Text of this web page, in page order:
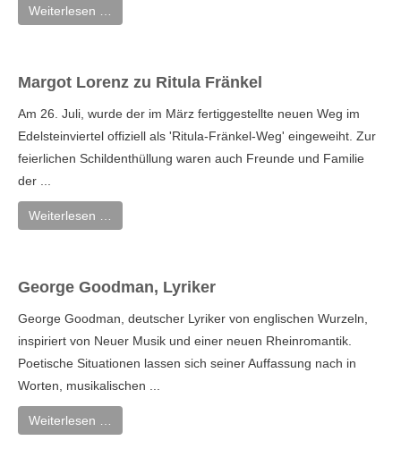
Weiterlesen …
Margot Lorenz zu Ritula Fränkel
Am 26. Juli, wurde der im März fertiggestellte neuen Weg im
Edelsteinviertel offiziell als 'Ritula-Fränkel-Weg' eingeweiht. Zur
feierlichen Schildenthüllung waren auch Freunde und Familie
der ...
Weiterlesen …
George Goodman, Lyriker
George Goodman, deutscher Lyriker von englischen Wurzeln,
inspiriert von Neuer Musik und einer neuen Rheinromantik.
Poetische Situationen lassen sich seiner Auffassung nach in
Worten, musikalischen ...
Weiterlesen …